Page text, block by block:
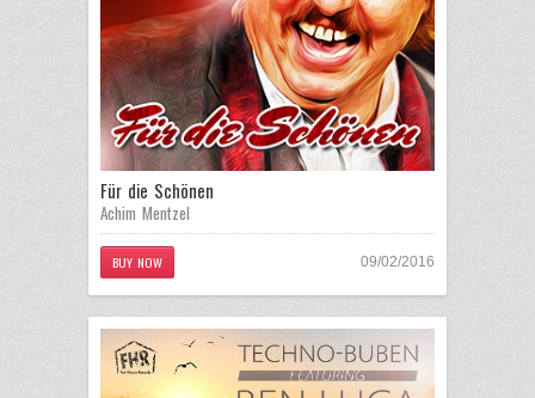
Für die Schönen
Achim Mentzel
BUY NOW 09/02/2016